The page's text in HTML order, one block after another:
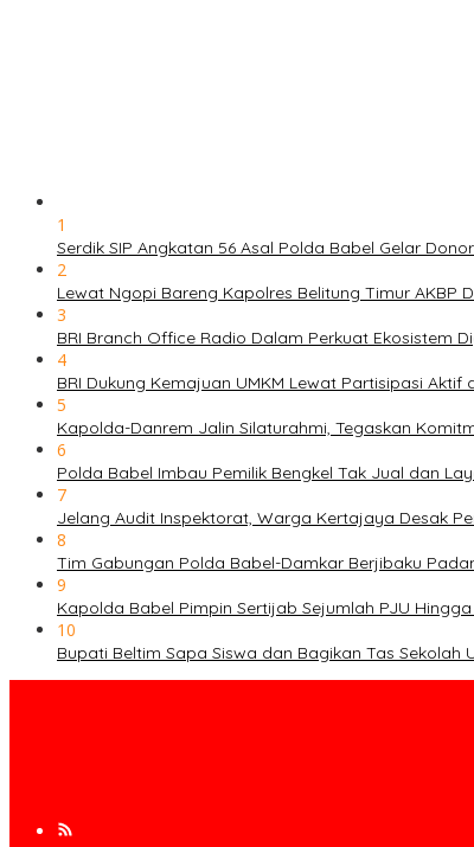
1
Serdik SIP Angkatan 56 Asal Polda Babel Gelar
2
Lewat Ngopi Bareng Kapolres Belitung Timur AKBP
3
BRI Branch Office Radio Dalam Perkuat Ekosistem
4
BRI Dukung Kemajuan UMKM Lewat Partisipasi Aktif
5
Kapolda-Danrem Jalin Silaturahmi, Tegaskan
6
Polda Babel Imbau Pemilik Bengkel Tak Jual dan
7
Jelang Audit Inspektorat, Warga Kertajaya Desak
8
Tim Gabungan Polda Babel-Damkar Berjibaku
9
Kapolda Babel Pimpin Sertijab Sejumlah PJU
10
Bupati Beltim Sapa Siswa dan Bagikan Tas Sekolah